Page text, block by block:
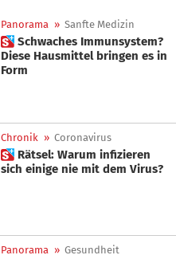
Panorama » Sanfte Medizin
 Schwaches Immunsystem?
Diese Hausmittel bringen es in
Form
Chronik » Coronavirus
 Rätsel: Warum infizieren
sich einige nie mit dem Virus?
Panorama » Gesundheit